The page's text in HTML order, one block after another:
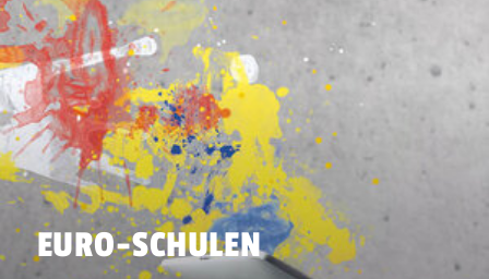
EURO-SCHULEN